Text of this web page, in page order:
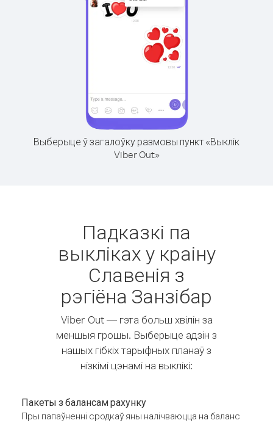
Выберыце ў загалоўку размовы пункт «Выклік
Viber Out»
Падказкі па
выкліках у краіну
Славенія з
рэгіёна Занзібар
Viber Out — гэта больш хвілін за
меншыя грошы. Выберыце адзін з
нашых гібкіх тарыфных планаў з
нізкімі цэнамі на выклікі:
Пакеты з балансам рахунку
Пры папаўненні сродкаў яны налічваюцца на баланс